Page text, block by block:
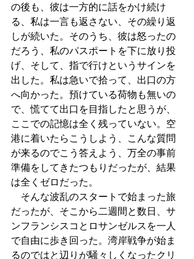
の後も、彼は一方的に話をかけ続け
る、私は一言も返さない、その繰り返
しが続いた。そのうち、彼は怒ったの
だろう、私のパスポートを下に放り投
げ、そして、指で行けというサインを
出した。私は急いで拾って、出口の方
へ向かった。預けている荷物も無いの
で、慌てて出口を目指したと思うが、
ここでの記憶は全く残っていない。空
港に着いたらこうしよう、こんな質問
が来るのでこう答えよう、万全の事前
準備をしてきたつもりだったが、結果
は全くゼロだった。
そんな波乱のスタートで始まった旅
だったが、そこから二週間と数日、サ
ンフランシスコとロサンゼルスを一人
で自由に歩き回った。湾岸戦争が始ま
るのではと辺りが騒々しくなったクリ